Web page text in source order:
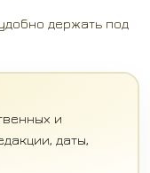
держать под
и
даты,